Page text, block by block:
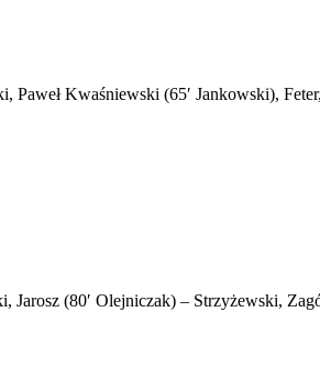
Kwaśniewski (65′ Jankowski),
(80′ Olejniczak) – Strzyżewski,